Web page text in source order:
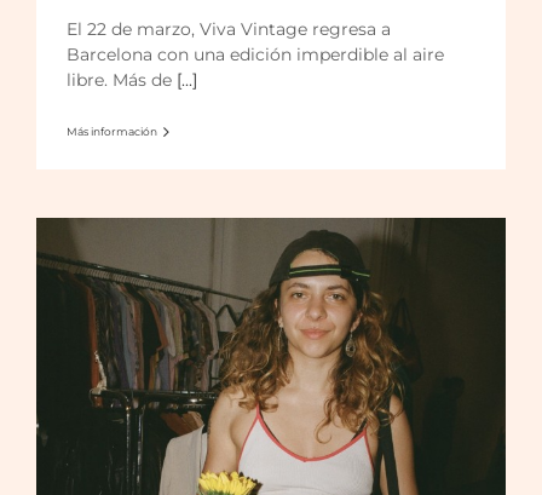
El 22 de marzo, Viva Vintage regresa a
Barcelona con una edición imperdible al aire
libre. Más de [...]
Más información